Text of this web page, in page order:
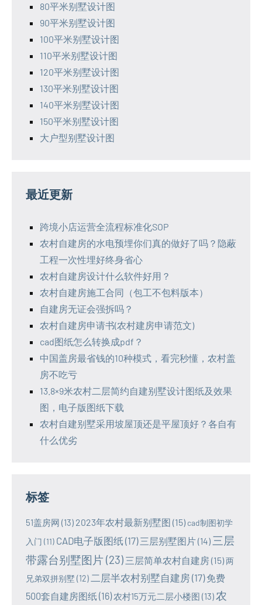
80平米别墅设计图
90平米别墅设计图
100平米别墅设计图
110平米别墅设计图
120平米别墅设计图
130平米别墅设计图
140平米别墅设计图
150平米别墅设计图
大户型别墅设计图
最近更新
跨境小店运营全流程标准化SOP
农村自建房的水电预埋你们真的做好了吗？隐蔽
工程一次性埋好终身省心
农村自建房设计什么软件好用？
农村自建房施工合同（包工不包料版本）
自建房无证会强拆吗？
农村自建房申请书(农村建房申请范文)
cad图纸怎么转换成pdf？
中国盖房最省钱的10种模式，看完秒懂，农村盖
房不吃亏
13.8×9米农村二层简约自建别墅设计图纸及效果
图，电子版图纸下载
农村自建别墅采用坡屋顶还是平屋顶好？各自有
什么优劣
标签
51盖房网 (13) 2023年农村最新别墅图 (15) cad制图初学
入门 (11) CAD电子版图纸(17) 三层别墅图片(14) 三层
带露台别墅图片 (23) 三层简单农村自建房(15)两
兄弟双拼别墅 (12) 二层半农村别墅自建房(17) 免费
500套自建房图纸(16) 农村15万元二层小楼图 (13)农